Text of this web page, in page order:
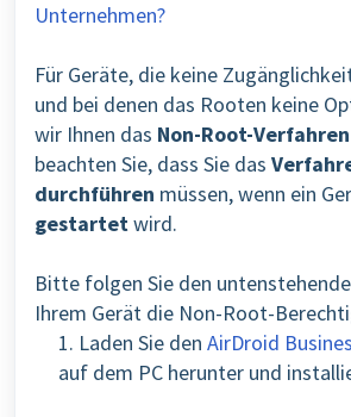
Unternehmen?
Für Geräte, die keine
und bei denen das Rooten keine
wir Ihnen das Non-Root-Verfahren
beachten Sie, dass Sie das
durchführen müssen, wenn ein
gestartetwird.
Bitte folgen Sie den
Ihrem Gerät die Non-Root-
1. Laden Sie den AirDroid
auf dem PC herunter und